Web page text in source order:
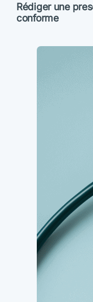
Rédiger une
conforme